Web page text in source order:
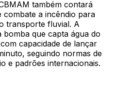
também contará
combate a incêndio para
transporte fluvial. A
que capta água do
capacidade de lançar
seguindo normas de
e padrões internacionais.